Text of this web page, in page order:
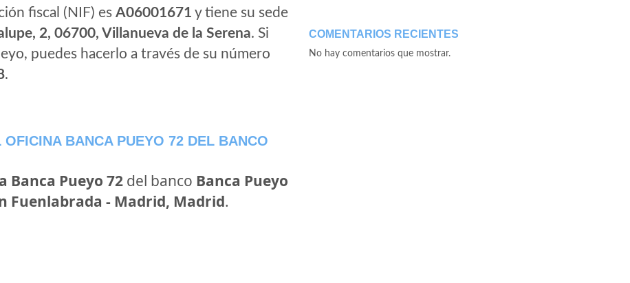
fiscal (NIF) es A06001671 y tiene su sede
2, 06700, Villanueva de la Serena. Si
puedes hacerlo a través de su número
.
BANCA PUEYO 72 DEL BANCO
Banca Pueyo 72 del banco Banca Pueyo
Fuenlabrada - Madrid, Madrid.
COMENTARIOS RECIENTES
No hay comentarios que mostrar.